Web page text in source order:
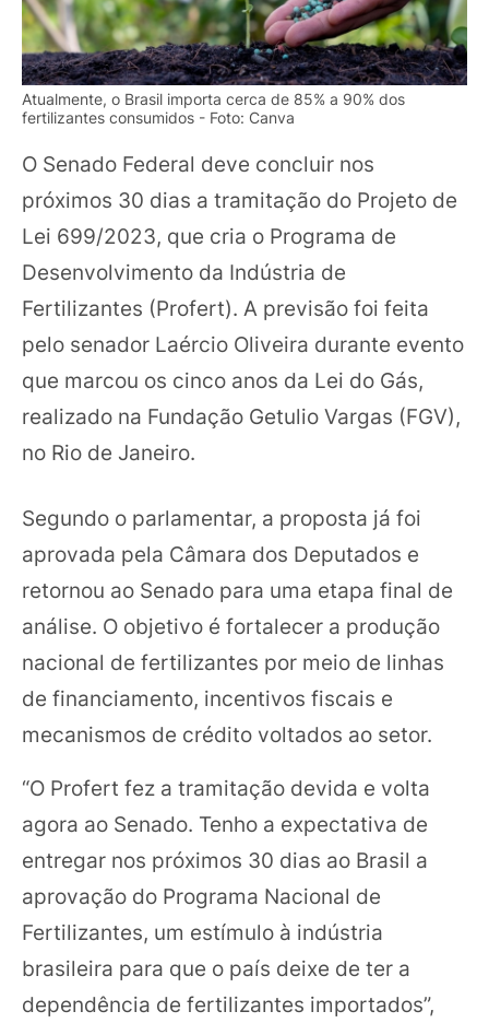
Atualmente, o Brasil importa cerca de 85% a 90% dos
fertilizantes consumidos - Foto: Canva
O Senado Federal deve concluir nos
próximos 30 dias a tramitação do Projeto de
Lei 699/2023, que cria o Programa de
Desenvolvimento da Indústria de
Fertilizantes (Profert). A previsão foi feita
pelo senador Laércio Oliveira durante evento
que marcou os cinco anos da Lei do Gás,
realizado na Fundação Getulio Vargas (FGV),
no Rio de Janeiro.
Segundo o parlamentar, a proposta já foi
aprovada pela Câmara dos Deputados e
retornou ao Senado para uma etapa final de
análise. O objetivo é fortalecer a produção
nacional de fertilizantes por meio de linhas
de financiamento, incentivos fiscais e
mecanismos de crédito voltados ao setor.
“O Profert fez a tramitação devida e volta
agora ao Senado. Tenho a expectativa de
entregar nos próximos 30 dias ao Brasil a
aprovação do Programa Nacional de
Fertilizantes, um estímulo à indústria
brasileira para que o país deixe de ter a
dependência de fertilizantes importados”,